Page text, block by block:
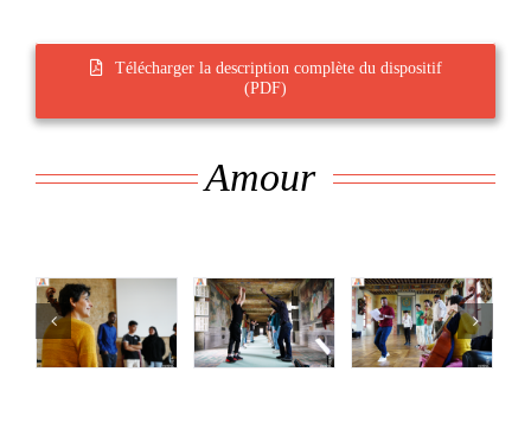
Télécharger la description complète du dispositif
(PDF)
Amour